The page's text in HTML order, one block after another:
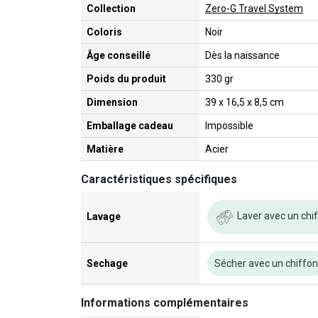
Collection Zero-G Travel System
Coloris Noir
Âge conseillé Dès la naissance
Poids du produit 330 gr
Dimension 39 x 16,5 x 8,5 cm
Emballage cadeau Impossible
Matière Acier
Caractéristiques spécifiques
Lavage Laver avec un
Sechage Sécher avec un chiffon
Informations complémentaires